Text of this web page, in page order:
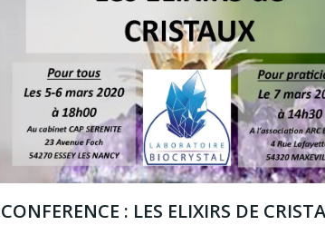
CONFERENCE : LES ELIXIRS DE